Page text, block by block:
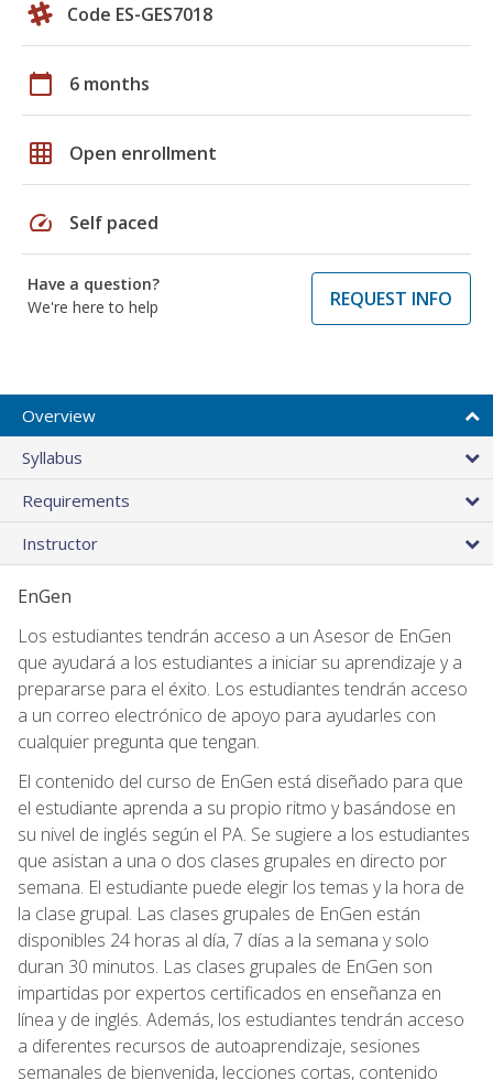
Code ES-GES7018
calendar_today 6 months
grid_on Open enrollment
speed Self paced
Have a question?
We're here to help
REQUEST INFO
Overview
Syllabus
Requirements
Instructor
EnGen
Los estudiantes tendrán acceso a un Asesor de EnGen
que ayudará a los estudiantes a iniciar su aprendizaje y a
prepararse para el éxito. Los estudiantes tendrán acceso
a un correo electrónico de apoyo para ayudarles con
cualquier pregunta que tengan.
El contenido del curso de EnGen está diseñado para que
el estudiante aprenda a su propio ritmo y basándose en
su nivel de inglés según el PA. Se sugiere a los estudiantes
que asistan a una o dos clases grupales en directo por
semana. El estudiante puede elegir los temas y la hora de
la clase grupal. Las clases grupales de EnGen están
disponibles 24 horas al día, 7 días a la semana y solo
duran 30 minutos. Las clases grupales de EnGen son
impartidas por expertos certificados en enseñanza en
línea y de inglés. Además, los estudiantes tendrán acceso
a diferentes recursos de autoaprendizaje, sesiones
semanales de bienvenida, lecciones cortas, contenido